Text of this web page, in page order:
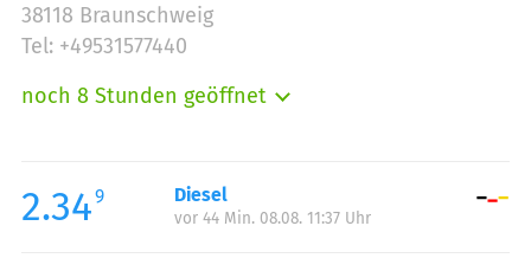
38118 Braunschweig
Tel: +49531577440
noch 8 Stunden geöffnet
Mittwoch:
06:00-23:00
Donnerstag:
2.349 Diesel
vor 44 Min. 08.08. 11:37 Uhr